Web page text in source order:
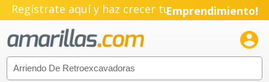
Regístrate aquí y haz crecer tuEmprendimiento!
